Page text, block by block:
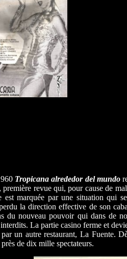
Tropicana alrededor del mundo
première revue qui, pour cause de
est marquée par une situation qui
la direction effective de son
du nouveau pouvoir qui dans de
La partie casino ferme et
par un autre restaurant, La Fuente.
de dix mille spectateurs.